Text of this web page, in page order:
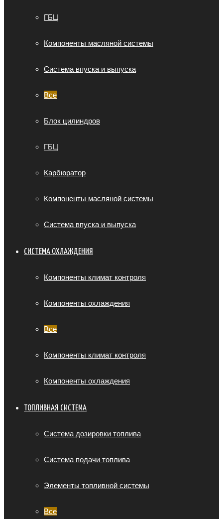
ГБЦ
Компоненты масляной системы
Система впуска и выпуска
Все
Блок цилиндров
ГБЦ
Карбюратор
Компоненты масляной системы
Система впуска и выпуска
СИСТЕМА ОХЛАЖДЕНИЯ
Компоненты климат контроля
Компоненты охлаждения
Все
Компоненты климат контроля
Компоненты охлаждения
ТОПЛИВНАЯ СИСТЕМА
Система дозировки топлива
Система подачи топлива
Элементы топливной системы
Все